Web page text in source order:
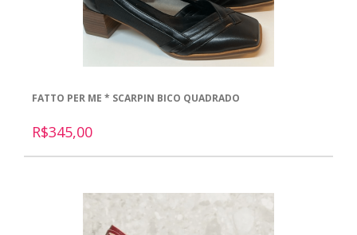
FATTO PER ME * SCARPIN BICO QUADRADO
R$345,00